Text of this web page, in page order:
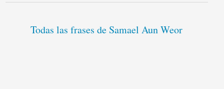
Todas las frases de Samael Aun Weor